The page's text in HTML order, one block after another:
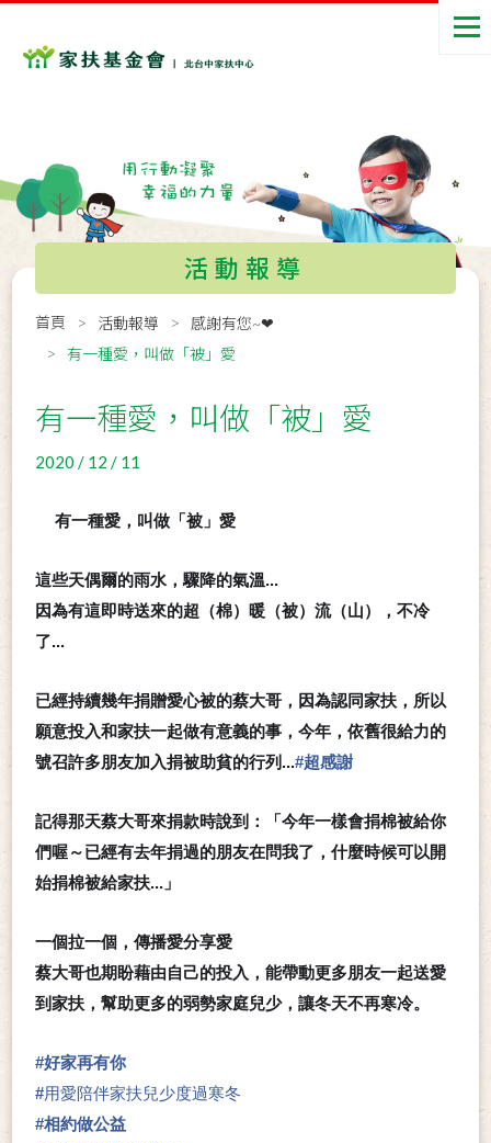
活動報導
首頁 活動報導
感謝有您~❤
有一種愛，叫做「被」愛
有一種愛，叫做「被」愛
2020 / 12 / 11
有一種愛，叫做「被」愛
這些天偶爾的雨水，驟降的氣溫...
因為有這即時送來的超（棉）暖（被）流（山），不冷
了...
已經持續幾年捐贈愛心被的蔡大哥，因為認同家扶，所以
願意投入和家扶一起做有意義的事，今年，依舊很給力的
號召許多朋友加入捐被助貧的行列...#超感謝
記得那天蔡大哥來捐款時說到：「今年一樣會捐棉被給你
們喔～已經有去年捐過的朋友在問我了，什麼時候可以開
始捐棉被給家扶...」
一個拉一個，傳播愛分享愛
蔡大哥也期盼藉由自己的投入，能帶動更多朋友一起送愛
到家扶，幫助更多的弱勢家庭兒少，讓冬天不再寒冷。
#好家再有你
#用愛陪伴家扶兒少度過寒冬
#相約做公益